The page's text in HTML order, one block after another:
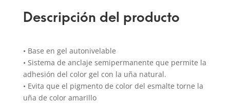
Descripción del producto
• Base en gel autonivelable
• Sistema de anclaje semipermanente que permite la
adhesión del color gel con la uña natural.
• Evita que el pigmento de color del esmalte torne la
uña de color amarillo